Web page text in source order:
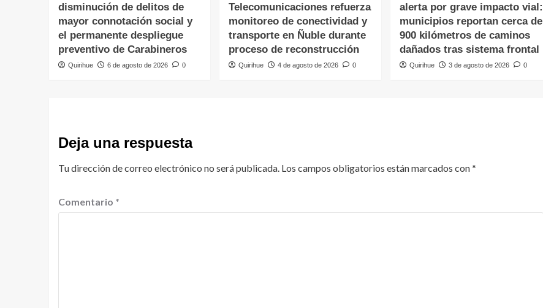
disminución de delitos de
mayor connotación social y
el permanente despliegue
preventivo de Carabineros
Quirihue 6 de agosto de 2026 0
Telecomunicaciones refuerza
monitoreo de conectividad y
transporte en Ñuble durante
proceso de reconstrucción
Quirihue 4 de agosto de 2026 0
alerta por grave impacto vial:
municipios reportan cerca de
900 kilómetros de caminos
dañados tras sistema frontal
Quirihue 3 de agosto de 2026 0
Deja una respuesta
Tu dirección de correo electrónico no será publicada. Los campos obligatorios están marcados con*
Comentario *